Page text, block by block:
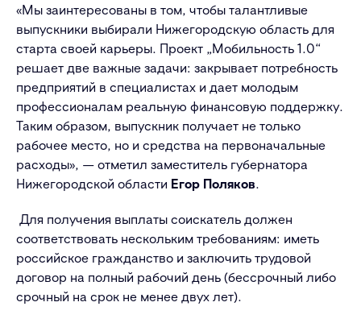
«Мы заинтересованы в том, чтобы талантливые
выпускники выбирали Нижегородскую область для
старта своей карьеры. Проект „Мобильность 1.0“
решает две важные задачи: закрывает потребность
предприятий в специалистах и дает молодым
профессионалам реальную финансовую поддержку.
Таким образом, выпускник получает не только
рабочее место, но и средства на первоначальные
расходы», — отметил заместитель губернатора
Нижегородской области Егор Поляков.
Для получения выплаты соискатель должен
соответствовать нескольким требованиям: иметь
российское гражданство и заключить трудовой
договор на полный рабочий день (бессрочный либо
срочный на срок не менее двух лет).